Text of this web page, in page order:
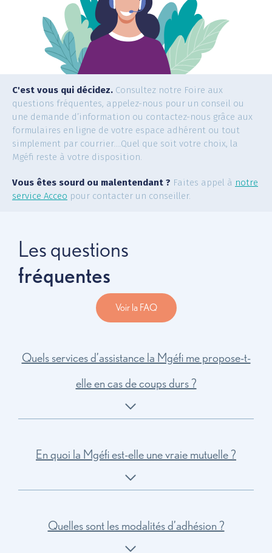
Magazine
FAQ
Découvrez-nous
C'est vous qui décidez. Consultez notre Foire aux
questions fréquentes, appelez-nous pour un conseil ou
une demande d’information ou contactez-nous grâce aux
formulaires en ligne de votre espace adhérent ou tout
simplement par courrier....Quel que soit votre choix, la
Mgéfi reste à votre disposition.
Vous êtes sourd ou malentendant ? Faites appel à notre
service Acceo pour contacter un conseiller.
Les questions
fréquentes
Voir la FAQ
Quels services d’assistance la Mgéfi me propose-t-
elle en cas de coups durs ?
En quoi la Mgéfi est-elle une vraie mutuelle ?
Quelles sont les modalités d’adhésion ?